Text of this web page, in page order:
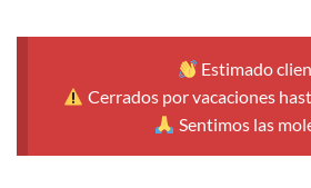
Estimado
Cerrados por vacaciones
Sentimos las